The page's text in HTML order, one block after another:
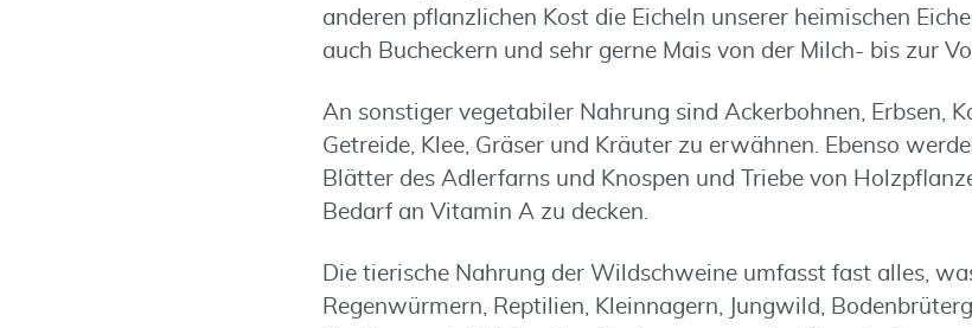
anderen pflanzlichen Kost die Eicheln unserer heimischen
auch Bucheckern und sehr gerne Mais von der Milch- bis zur
An sonstiger vegetabiler Nahrung sind Ackerbohnen, Erbsen,
Getreide, Klee, Gräser und Kräuter zu erwähnen. Ebenso
Blätter des Adlerfarns und Knospen und Triebe von
Bedarf an Vitamin A zu decken.
Die tierische Nahrung der Wildschweine umfasst fast alles,
Regenwürmern, Reptilien, Kleinnagern, Jungwild,